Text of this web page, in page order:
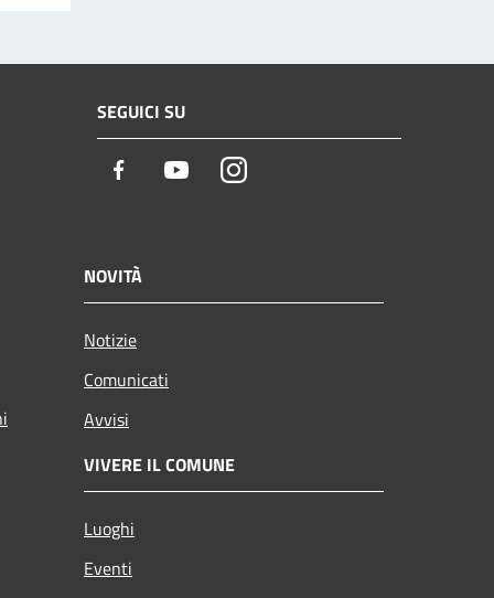
SEGUICI SU
Facebook YoutubeInstagram
NOVITÀ
Notizie
Comunicati
Avvisi
VIVERE IL COMUNE
Luoghi
Eventi